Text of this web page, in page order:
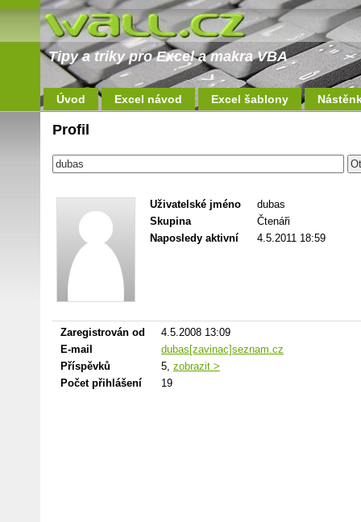
Tipy a triky pro Excel a makra VBA
Úvod Excel návod Excel šablony
Profil
Uživatelské jméno
dubas
Skupina
Čtenáři
Naposledy aktivní
4.5.2011 18:59
Zaregistrován od
4.5.2008 13:09
E-mail
dubas[zavinac]seznam.cz
Příspěvků
5, zobrazit >
Počet přihlášení
19